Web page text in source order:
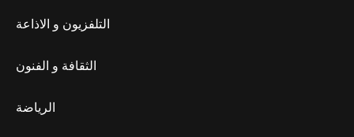
التلفزيون و الاذاعة
الثقافة و الفنون
الرياضة